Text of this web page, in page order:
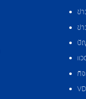
ข่
ข่
ปั
แ
กิ